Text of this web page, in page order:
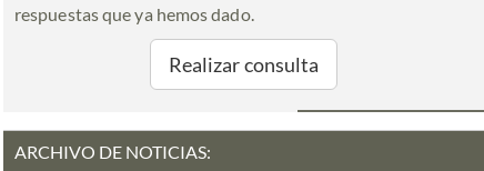
respuestas que ya hemos dado.
Realizar consulta
ARCHIVO DE NOTICIAS: